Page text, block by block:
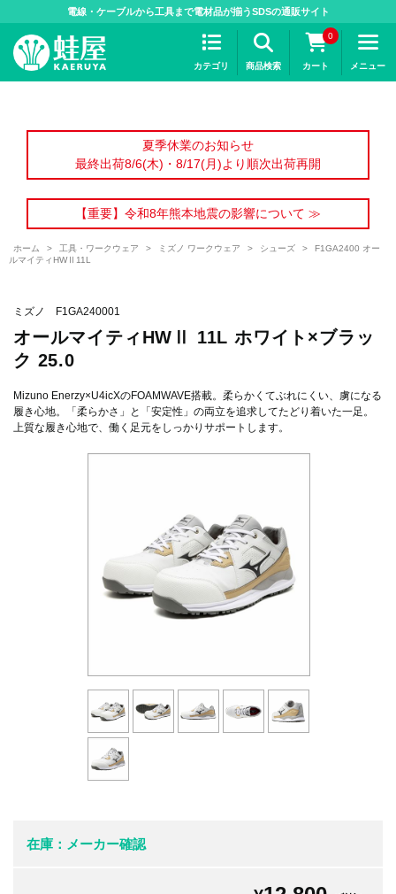
電線・ケーブルから工具まで電材品が揃うSDSの通販サイト
カテゴリ 商品検索
0
カート メニュー
夏季休業のお知らせ
最終出荷8/6(木)・8/17(月)より順次出荷再開
【重要】令和8年熊本地震の影響について ≫
ホーム > 工具・ワークウェア > ミズノ ワークウェア > シューズ >
F1GA2400 オー
ルマイティHWⅡ11L
ミズノ F1GA240001
オールマイティHWⅡ 11L ホワイト×ブラッ
ク 25.0
Mizuno Enerzy×U4icXのFOAMWAVE搭載。柔らかくてぶれにくい、虜になる
履き心地。「柔らかさ」と「安定性」の両立を追求してたどり着いた一足。
上質な履き心地で、働く足元をしっかりサポートします。
在庫：メーカー確認